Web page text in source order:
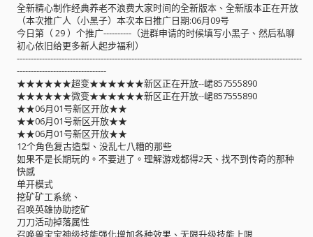
全新精心制作经典养老不浪费大家时间的全新版本、全新版本正在开放
（本次推广人（小黑子）本次本日推广日期:06月09号
今日第（ 29 ）个推广----------（进群申请的时候填写小黑子、然后私聊
初心依旧给更多新人起步福利）
------------------------------------------------------------------------------------------------------
--------------------------------
★★★★★★超变★★★★★★新区正在开放--峮857555890
★★★★★★微变★★★★★★新区正在开放--峮857555890
★★06月01号新区开放★★
★★06月01号新区开放★★
★★06月01号新区开放★★
12个角色复古造型、没乱七八糟的那些
如果不是长期玩的。不要进了。理解游戏都得2天、找不到传奇的那种
快感
单开模式
挖矿矿工系统、
召唤英雄协助挖矿
刀刀活动掉落属性
召唤兽宝宝神级技能强化增加各种效果、无限升级技能上限